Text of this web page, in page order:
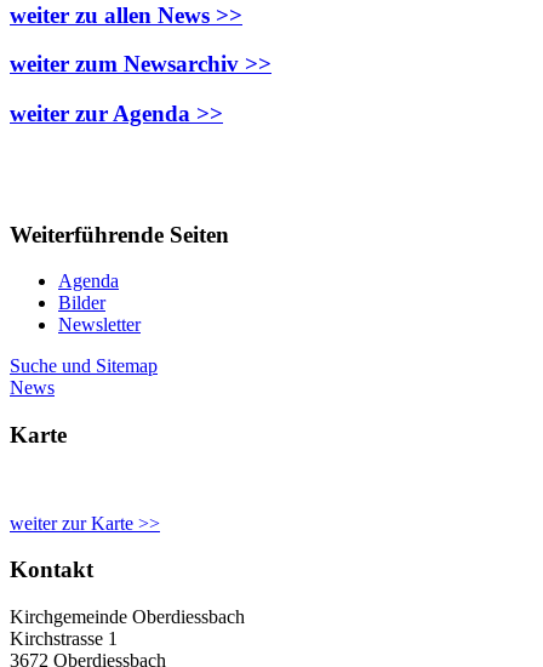
weiter zu allen News >>
weiter zum Newsarchiv >>
weiter zur Agenda >>
Weiterführende Seiten
Agenda
Bilder
Newsletter
Suche und Sitemap
News
Karte
weiter zur Karte >>
Kontakt
Kirchgemeinde Oberdiessbach
Kirchstrasse 1
3672 Oberdiessbach